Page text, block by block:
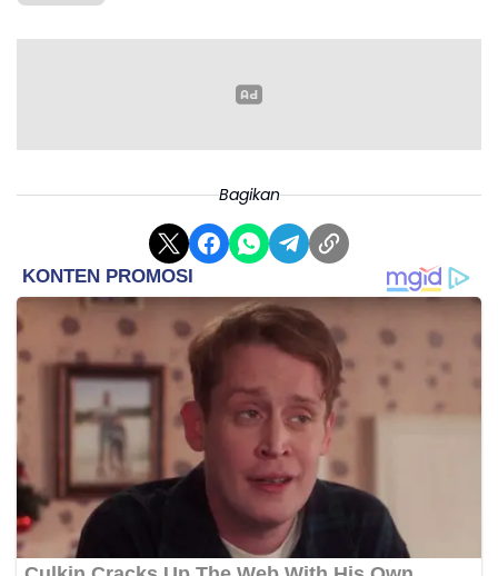
1. Alex Marquez - BK8 Gresini Racing - Ducati -
40'48.861 (25 lap)
2. Marco Bezzecchi - Aprilia Racing - Aprilia +1.903
3. Fabio di Giannantonio - Pertamina Enduro VR46 -
Ducati +5.796
4. Jorge Martin - Aprilia Racing - Aprilia +9.229
5. Ai Ogura - Trackhouse Racing - Aprilia +9.891
6. Raul Fernandez - Trackhouse Racing - Aprilia
+10.614
7. Johann Zarco - LCR Honda Castrol - Honda +13.039
8. Enea Bastianini - Red Bull KTM Tech 3 - KTM +14.411
9. Fermin Aldeguer - BK8 Gresini Racing - Ducati
+19.778
10. Pedro Acosta - Red Bull KTM Factory Racing -
KTM +22.431
Bagikan